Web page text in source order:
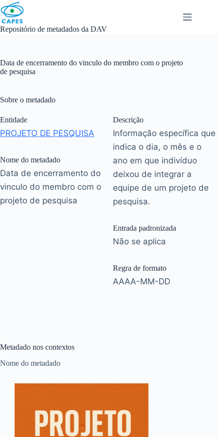
Skip
to
content
Repositório de metadados da DAV
Data de encerramento do vinculo do membro com o projeto
de pesquisa
Sobre o metadado
Entidade
PROJETO DE PESQUISA
Nome do metadado
Data de encerramento do
vinculo do membro com o
projeto de pesquisa
Descrição
Informação específica que
indica o dia, o mês e o
ano em que indivíduo
deixou de integrar a
equipe de um projeto de
pesquisa.
Entrada padronizada
Não se aplica
Regra de formato
AAAA-MM-DD
Metadado nos contextos
Nome do metadado